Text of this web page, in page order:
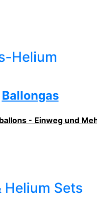
Helium
Ballongas
- Einweg und
Helium Sets